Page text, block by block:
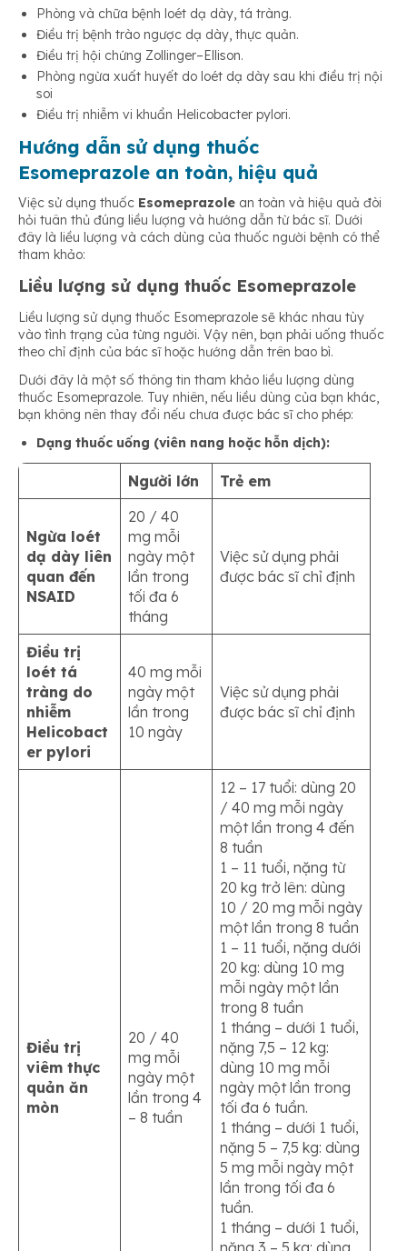
Phòng và chữa bệnh loét dạ dày, tá tràng.
Điều trị bệnh trào ngược dạ dày, thực quản.
Điều trị hội chứng Zollinger–Ellison.
Phòng ngừa xuất huyết do loét dạ dày sau khi điều trị nội
soi
Điều trị nhiễm vi khuẩn Helicobacter pylori.
Hướng dẫn sử dụng thuốc
Esomeprazole an toàn, hiệu quả
Việc sử dụng thuốc Esomeprazole an toàn và hiệu quả đòi
hỏi tuân thủ đúng liều lượng và hướng dẫn từ bác sĩ. Dưới
đây là liều lượng và cách dùng của thuốc người bệnh có thể
tham khảo:
Liều lượng sử dụng thuốc Esomeprazole
Liều lượng sử dụng thuốc Esomeprazole sẽ khác nhau tùy
vào tình trạng của từng người. Vậy nên, bạn phải uống thuốc
theo chỉ định của bác sĩ hoặc hướng dẫn trên bao bì.
Dưới đây là một số thông tin tham khảo liều lượng dùng
thuốc Esomeprazole. Tuy nhiên, nếu liều dùng của bạn khác,
bạn không nên thay đổi nếu chưa được bác sĩ cho phép:
Dạng thuốc uống (viên nang hoặc hỗn dịch):
Người lớn Trẻ em
Ngừa loét
dạ dày liên
quan đến
NSAID
20 / 40
mg mỗi
ngày một
lần trong
tối đa 6
tháng
Việc sử dụng phải
được bác sĩ chỉ định
Điều trị
loét tá
tràng do
nhiễm
Helicobact
er pylori
40 mg mỗi
ngày một
lần trong
10 ngày
Việc sử dụng phải
được bác sĩ chỉ định
Điều trị
viêm thực
quản ăn
mòn
20 / 40
mg mỗi
ngày một
lần trong 4
– 8 tuần
12 – 17 tuổi: dùng 20
/ 40 mg mỗi ngày
một lần trong 4 đến
8 tuần
1 – 11 tuổi, nặng từ
20 kg trở lên: dùng
10 / 20 mg mỗi ngày
một lần trong 8 tuần
1 – 11 tuổi, nặng dưới
20 kg: dùng 10 mg
mỗi ngày một lần
trong 8 tuần
1 tháng – dưới 1 tuổi,
nặng 7,5 – 12 kg:
dùng 10 mg mỗi
ngày một lần trong
tối đa 6 tuần.
1 tháng – dưới 1 tuổi,
nặng 5 – 7,5 kg: dùng
5 mg mỗi ngày một
lần trong tối đa 6
tuần.
1 tháng – dưới 1 tuổi,